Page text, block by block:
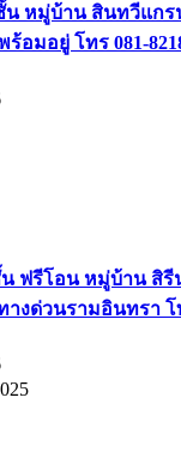
น หมู่บ้าน สินทวีแกร
อมอยู่ โทร 081-
ฟรีโอน หมู่บ้าน สิรี
งด่วนรามอินทรา โท